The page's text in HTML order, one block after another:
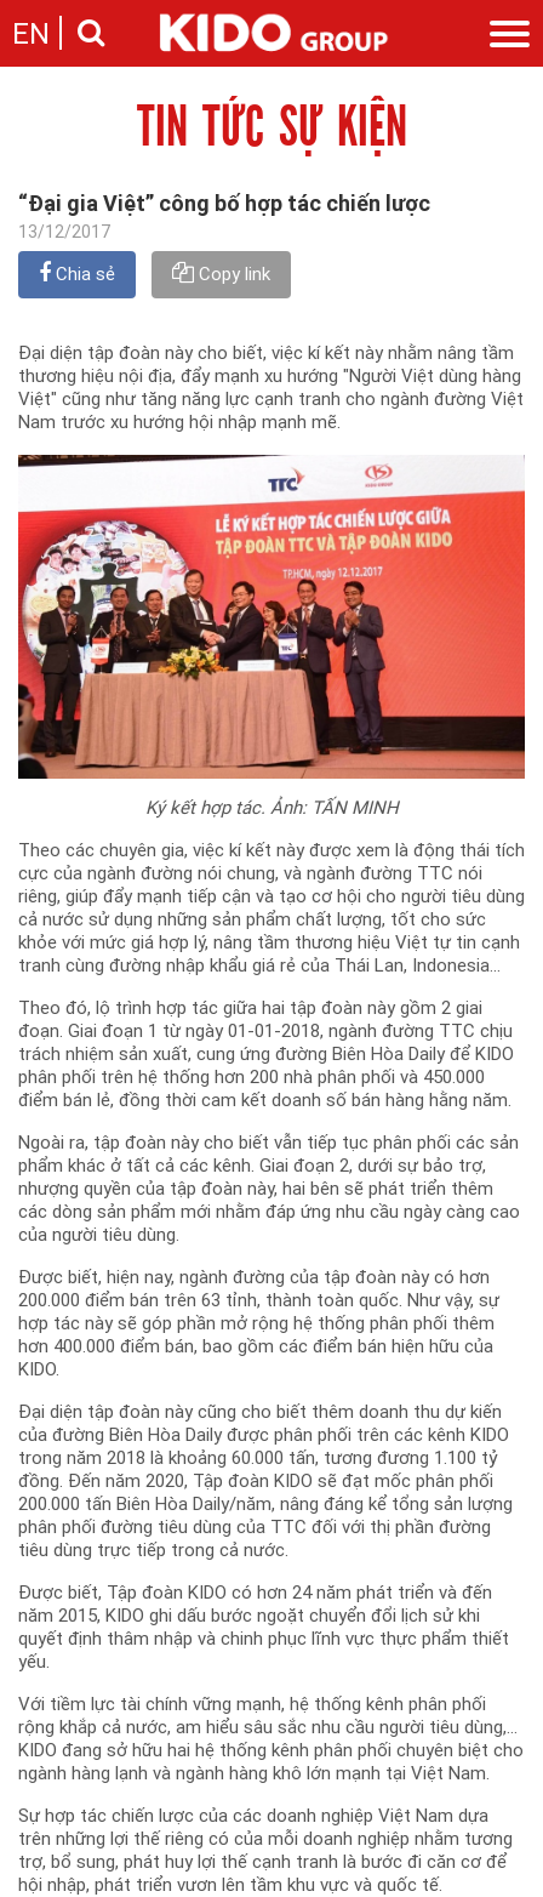
EN
Câu chuyện KIDO
Cam kết của KIDO
Nhà sáng lập
Ngành gia vị
Ngành bánh
Tin tức
Tin tức & sự kiện
Thông cáo báo chí của tập đoàn
Nhà đầu tư
Thông điệp
Thông tin cổ phần
Các công ty thành viên
Liên hệ
Giới thiệu
Nhu cầu tuyển dụng
TIN TỨC SỰ KIỆN
“Đại gia Việt” công bố hợp tác chiến lược
13/12/2017
Chia sẻ Copy link
Đại diện tập đoàn này cho biết, việc kí kết này nhằm nâng tầm
thương hiệu nội địa, đẩy mạnh xu hướng "Người Việt dùng hàng
Việt" cũng như tăng năng lực cạnh tranh cho ngành đường Việt
Nam trước xu hướng hội nhập mạnh mẽ.
Ký kết hợp tác. Ảnh: TẤN MINH
Theo các chuyên gia, việc kí kết này được xem là động thái tích
cực của ngành đường nói chung, và ngành đường TTC nói
riêng, giúp đẩy mạnh tiếp cận và tạo cơ hội cho người tiêu dùng
cả nước sử dụng những sản phẩm chất lượng, tốt cho sức
khỏe với mức giá hợp lý, nâng tầm thương hiệu Việt tự tin cạnh
tranh cùng đường nhập khẩu giá rẻ của Thái Lan, Indonesia...
Theo đó, lộ trình hợp tác giữa hai tập đoàn này gồm 2 giai
đoạn. Giai đoạn 1 từ ngày 01-01-2018, ngành đường TTC chịu
trách nhiệm sản xuất, cung ứng đường Biên Hòa Daily để KIDO
phân phối trên hệ thống hơn 200 nhà phân phối và 450.000
điểm bán lẻ, đồng thời cam kết doanh số bán hàng hằng năm.
Ngoài ra, tập đoàn này cho biết vẫn tiếp tục phân phối các sản
phẩm khác ở tất cả các kênh. Giai đoạn 2, dưới sự bảo trợ,
nhượng quyền của tập đoàn này, hai bên sẽ phát triển thêm
các dòng sản phẩm mới nhằm đáp ứng nhu cầu ngày càng cao
của người tiêu dùng.
Được biết, hiện nay, ngành đường của tập đoàn này có hơn
200.000 điểm bán trên 63 tỉnh, thành toàn quốc. Như vậy, sự
hợp tác này sẽ góp phần mở rộng hệ thống phân phối thêm
hơn 400.000 điểm bán, bao gồm các điểm bán hiện hữu của
KIDO.
Đại diện tập đoàn này cũng cho biết thêm doanh thu dự kiến
của đường Biên Hòa Daily được phân phối trên các kênh KIDO
trong năm 2018 là khoảng 60.000 tấn, tương đương 1.100 tỷ
đồng. Đến năm 2020, Tập đoàn KIDO sẽ đạt mốc phân phối
200.000 tấn Biên Hòa Daily/năm, nâng đáng kể tổng sản lượng
phân phối đường tiêu dùng của TTC đối với thị phần đường
tiêu dùng trực tiếp trong cả nước.
Được biết, Tập đoàn KIDO có hơn 24 năm phát triển và đến
năm 2015, KIDO ghi dấu bước ngoặt chuyển đổi lịch sử khi
quyết định thâm nhập và chinh phục lĩnh vực thực phẩm thiết
yếu.
Với tiềm lực tài chính vững mạnh, hệ thống kênh phân phối
rộng khắp cả nước, am hiểu sâu sắc nhu cầu người tiêu dùng,…
KIDO đang sở hữu hai hệ thống kênh phân phối chuyên biệt cho
ngành hàng lạnh và ngành hàng khô lớn mạnh tại Việt Nam.
Sự hợp tác chiến lược của các doanh nghiệp Việt Nam dựa
trên những lợi thế riêng có của mỗi doanh nghiệp nhằm tương
trợ, bổ sung, phát huy lợi thế cạnh tranh là bước đi căn cơ để
hội nhập, phát triển vươn lên tầm khu vực và quốc tế.